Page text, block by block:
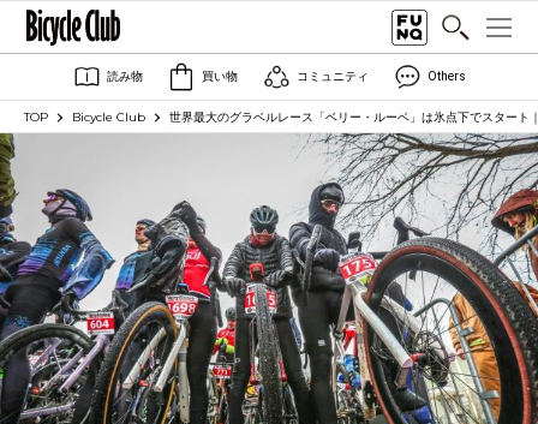
読み物 買い物 コミュニティ Others
TOP Bicycle Club 世界最大のグラベルレース「ベリー・ルーベ」は氷点下でスタート